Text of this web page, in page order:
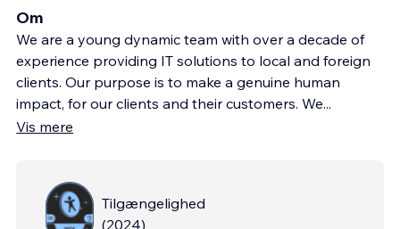
Om
We are a young dynamic team with over a decade of
experience providing IT solutions to local and foreign
clients. Our purpose is to make a genuine human
impact, for our clients and their customers. We...
Vis mere
Tilgængelighed
(2024)